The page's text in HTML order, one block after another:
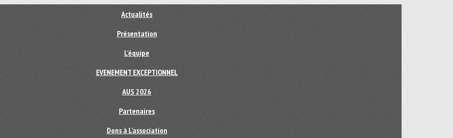
Actualités
Présentation
L'équipe
EVENEMENT EXCEPTIONNEL
AUS 2026
Partenaires
Dons à L'association